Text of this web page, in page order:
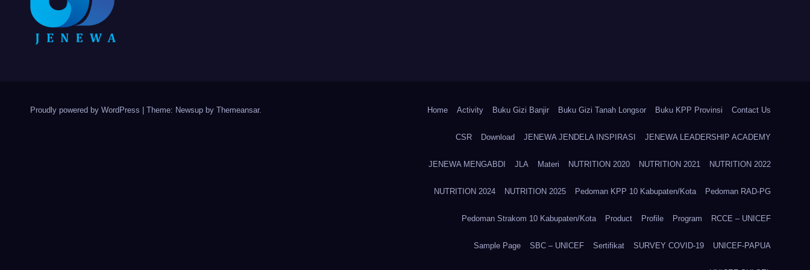
Proudly powered by WordPress Theme: Newsup by Themeansar. Home Activity Buku Gizi Banjir Buku Gizi Tanah Longsor Buku KPP Provinsi Contact Us
CSR Download JENEWA JENDELA INSPIRASI JENEWA LEADERSHIP ACADEMY
JENEWA MENGABDI JLA Materi NUTRITION 2020 NUTRITION 2021 NUTRITION 2022
NUTRITION 2024 NUTRITION 2025 Pedoman KPP 10 Kabupaten/Kota Pedoman RAD-PG
Pedoman Strakom 10 Kabupaten/Kota Product Profile Program RCCE – UNICEF
Sample Page SBC – UNICEF Sertifikat SURVEY COVID-19 UNICEF-PAPUA